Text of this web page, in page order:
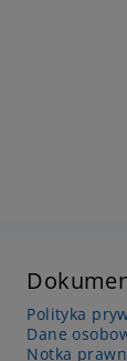
Polityka
Dane
Notka